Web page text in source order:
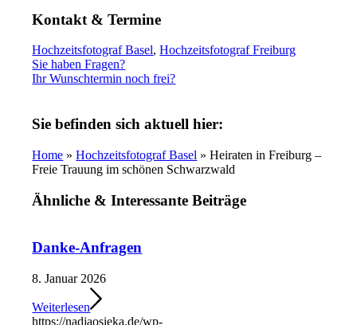
Kontakt & Termine
Hochzeitsfotograf Basel,Hochzeitsfotograf Freiburg
Sie haben Fragen?
Ihr Wunschtermin noch frei?
Sie befinden sich aktuell hier:
Home »Hochzeitsfotograf Basel » Heiraten in Freiburg –
Freie Trauung im schönen Schwarzwald
Ähnliche & Interessante Beiträge
Danke-Anfragen
8. Januar 2026
Weiterlesen
https://nadjaosieka.de/wp-